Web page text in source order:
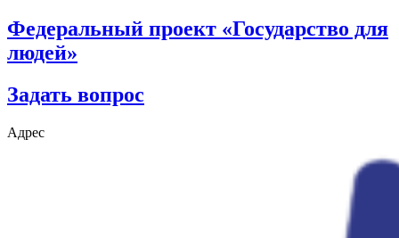
Федеральный проект «Государство для
людей»
Задать вопрос
Адрес